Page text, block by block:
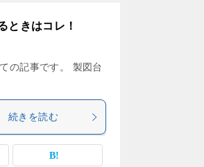
ときはコレ！
の記事です。 製図台
続きを読む